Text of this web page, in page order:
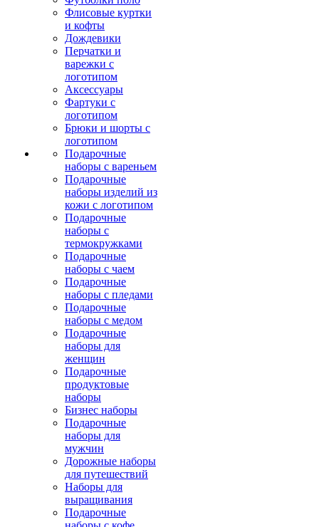
Флисовые куртки
и кофты
Дождевики
Перчатки и
варежки с
логотипом
Аксессуары
Фартуки с
логотипом
Брюки и шорты с
логотипом
Подарочные
наборы с вареньем
Подарочные
наборы изделий из
кожи с логотипом
Подарочные
наборы с
термокружками
Подарочные
наборы с чаем
Подарочные
наборы с пледами
Подарочные
наборы с медом
Подарочные
наборы для
женщин
Подарочные
продуктовые
наборы
Бизнес наборы
Подарочные
наборы для
мужчин
Дорожные наборы
для путешествий
Наборы для
выращивания
Подарочные